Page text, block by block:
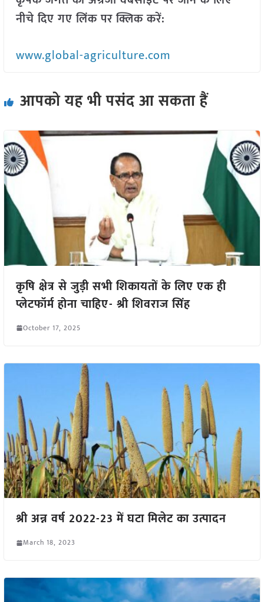
नीचे दिए गए लिंक पर क्लिक करें:
www.global-agriculture.com
आपको यह भी पसंद आ सकता हैं
कृषि क्षेत्र से जुड़ी सभी शिकायतों के लिए एक ही
प्लेटफॉर्म होना चाहिए- श्री शिवराज सिंह
October 17, 2025
श्री अन्न वर्ष 2022-23 में घटा मिलेट का उत्पादन
March 18, 2023